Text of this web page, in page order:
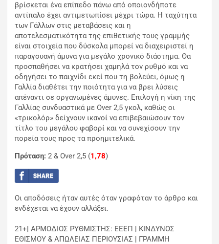
βρίσκεται ένα επίπεδο πάνω από οποιονδήποτε
αντίπαλο έχει αντιμετωπίσει μέχρι τώρα. Η ταχύτητα
των Γάλλων στις μεταβάσεις και η
αποτελεσματικότητα της επιθετικής τους γραμμής
είναι στοιχεία που δύσκολα μπορεί να διαχειριστεί η
παραγουανή άμυνα για μεγάλο χρονικό διάστημα. Θα
προσπαθήσει να κρατήσει χαμηλά τον ρυθμό και να
οδηγήσει το παιχνίδι εκεί που τη βολεύει, όμως η
Γαλλία διαθέτει την ποιότητα για να βρει λύσεις
απέναντι σε οργανωμένες άμυνες. Επιλογή η νίκη της
Γαλλίας συνδυαστικά με Over 2,5 γκολ, καθώς οι
«τρικολόρ» δείχνουν ικανοί να επιβεβαιώσουν τον
τίτλο του μεγάλου φαβορί και να συνεχίσουν την
πορεία τους προς τα προημιτελικά.
Πρόταση: 2 & Over 2,5 (1,78)
Οι αποδόσεις ήταν αυτές όταν γραφόταν το άρθρο και
ενδέχεται να έχουν αλλάξει.
21+| ΑΡΜΟΔΙΟΣ ΡΥΘΜΙΣΤΗΣ: ΕΕΕΠ | ΚΙΝΔΥΝΟΣ
ΕΘΙΣΜΟΥ & ΑΠΩΛΕΙΑΣ ΠΕΡΙΟΥΣΙΑΣ | ΓΡΑΜΜΗ